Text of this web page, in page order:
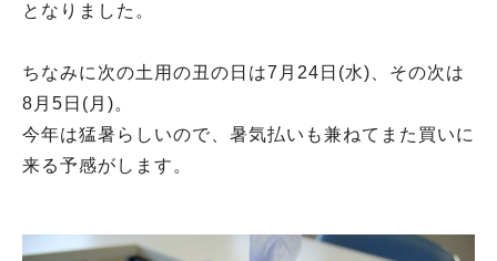
となりました。
ちなみに次の土用の丑の日は7月24日(水)、その次は
8月5日(月)。
今年は猛暑らしいので、暑気払いも兼ねてまた買いに
来る予感がします。